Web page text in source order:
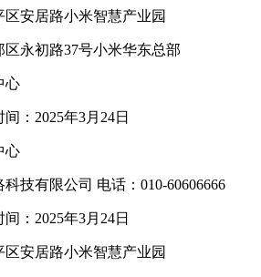
安居路小米智慧产业园
永初路37号小米华东总部
心
：2025年3月24日
心
技有限公司 电话：010-60606666
：2025年3月24日
安居路小米智慧产业园